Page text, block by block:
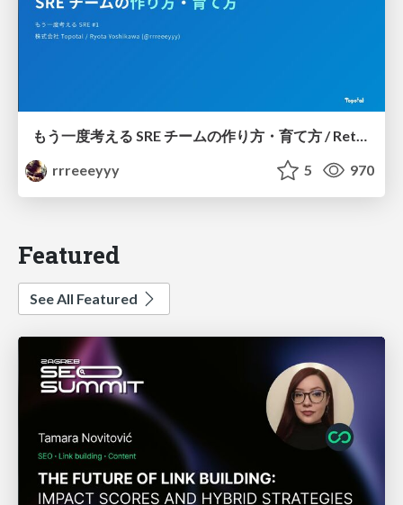
もう一度考える SRE チームの作り方・育て方 / Rethinking SRE #1: Building and Growing SRE Teams
rrreeeyyy
5 970
Featured
See All Featured